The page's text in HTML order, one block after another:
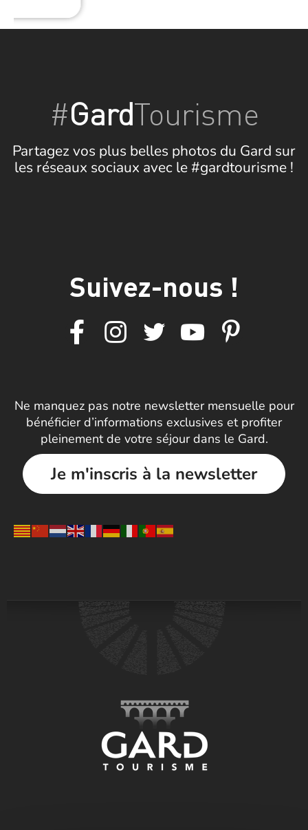
#GardTourisme
Partagez vos plus belles photos du Gard sur
les réseaux sociaux avec le #gardtourisme !
Suivez-nous !
Ne manquez pas notre newsletter mensuelle pour
bénéficier d’informations exclusives et profiter
pleinement de votre séjour dans le Gard.
Je m'inscris à la newsletter